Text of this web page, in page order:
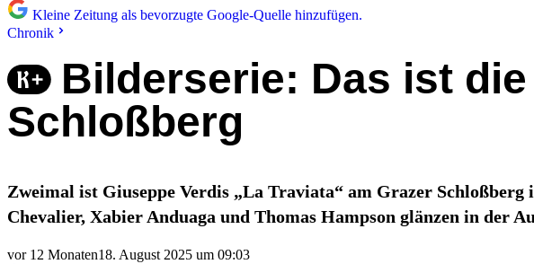
Kleine Zeitung als bevorzugte Google-Quelle hinzufügen.
Chronik
Bilderserie: Das ist
Schloßberg
Zweimal ist Giuseppe Verdis „La Traviata“ am Grazer
Chevalier, Xabier Anduaga und Thomas Hampson glänzen in der
vor 12 Monaten18. August 2025 um 09:03